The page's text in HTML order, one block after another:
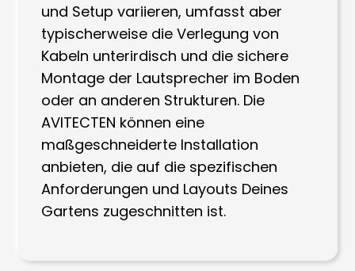
und Setup variieren, umfasst aber
typischerweise die Verlegung von
Kabeln unterirdisch und die sichere
Montage der Lautsprecher im Boden
oder an anderen Strukturen. Die
AVITECTEN können eine
maßgeschneiderte Installation
anbieten, die auf die spezifischen
Anforderungen und Layouts Deines
Gartens zugeschnitten ist.